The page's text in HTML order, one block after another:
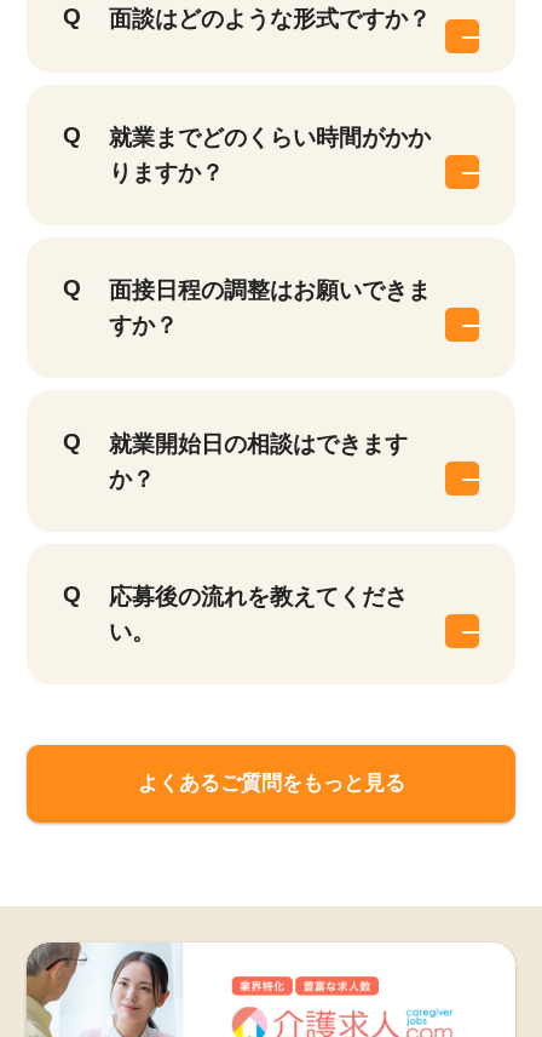
面談はどのような形式ですか？
就業までどのくらい時間がかか
りますか？
面接日程の調整はお願いできま
すか？
就業開始日の相談はできます
か？
応募後の流れを教えてくださ
い。
よくあるご質問をもっと見る